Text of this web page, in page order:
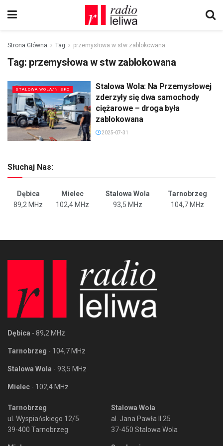
Strona Główna Tag przemysłowa w stw zablokowana
Tag: przemysłowa w stw zablokowana
STALOWA WOLA/NISKO
Stalowa Wola: Na Przemysłowej
zderzyły się dwa samochody
ciężarowe – droga była
zablokowana
2025-07-31
Słuchaj Nas:
Dębica Mielec Stalowa Wola
Tarnobrzeg
89,2 MHz
102,4 MHz 93,5 MHz 104,7 MHz
Dębica - 89,2 MHz
Tarnobrzeg - 104,7 MHz
Stalowa Wola - 93,5 MHz
Mielec - 102,4 MHz
Tarnobrzeg
ul. Wyspiańskiego 12/5
39-400 Tarnobrzeg
Stalowa Wola
al. Jana Pawła II 25
37-450 Stalowa Wola